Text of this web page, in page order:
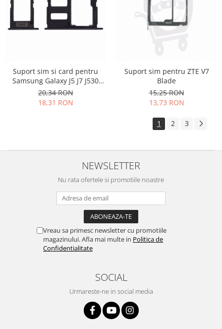
Suport sim si card pentru
Samsung Galaxy J5 J7 J530
J730 2017 set
20,34 RON
18,31 RON
Suport sim pentru ZTE V7
Blade
15,25 RON
13,73 RON
1 2 3
NEWSLETTER
Nu rata ofertele si promotiile noastre
Vreau sa primesc newsletter cu promotiile
magazinului. Afla mai multe in Politica de
Confidentialitate
SOCIAL
Urmareste-ne in social media